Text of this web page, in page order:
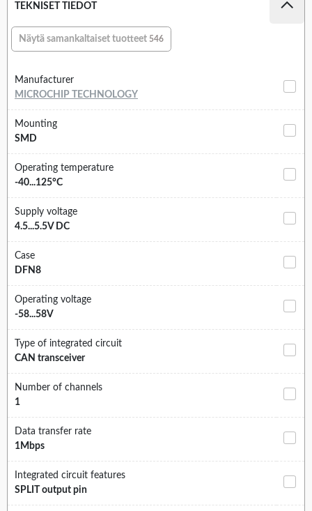
TEKNISET TIEDOT
Näytä samankaltaiset tuotteet 546
Manufacturer
MICROCHIP TECHNOLOGY
Mounting
SMD
Operating temperature
-40...125°C
Supply voltage
4.5...5.5V DC
Case
DFN8
Operating voltage
-58...58V
Type of integrated circuit
CAN transceiver
Number of channels
1
Data transfer rate
1Mbps
Integrated circuit features
SPLIT output pin